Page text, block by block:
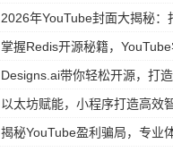
2026年YouTube封面大揭秘
掌握Redis开源秘籍，
Designs.ai带你轻松开源，打
以太坊赋能，小程序打造高效
揭秘YouTube盈利骗局，专业